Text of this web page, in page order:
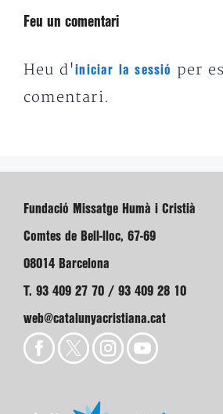
Feu un comentari
Heu d'iniciar la sessió
per
comentari.
Fundació Missatge Humà i Cristià
Comtes de Bell-lloc, 67-69
08014 Barcelona
T. 93 409 27 70 / 93 409 28 10
web@catalunyacristiana.cat